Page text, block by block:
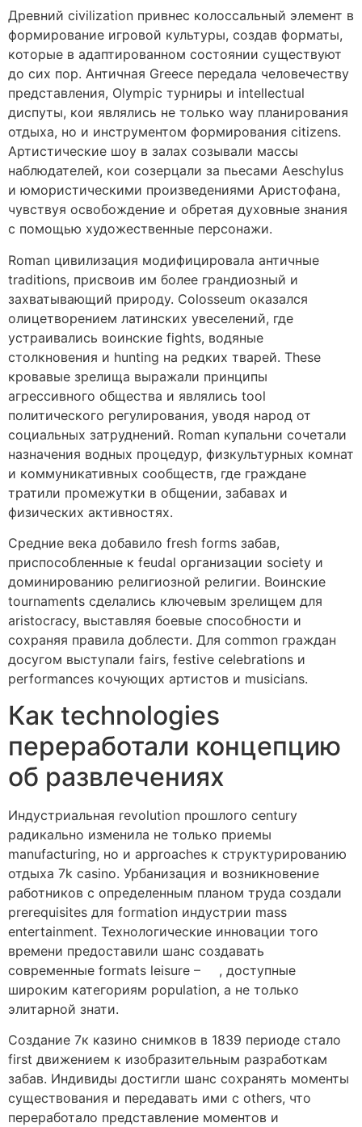
Древний civilization привнес колоссальный элемент в
формирование игровой культуры, создав форматы,
которые в адаптированном состоянии существуют
до сих пор. Античная Greece передала человечеству
представления, Olympic турниры и intellectual
диспуты, кои являлись не только way планирования
отдыха, но и инструментом формирования citizens.
Артистические шоу в залах созывали массы
наблюдателей, кои созерцали за пьесами Aeschylus
и юмористическими произведениями Аристофанa,
чувствуя освобождение и обретая духовные знания
с помощью художественные персонажи.
Roman цивилизация модифицировала античные
traditions, присвоив им более грандиозный и
захватывающий природу. Colosseum оказался
олицетворением латинских увеселений, где
устраивались воинские fights, водяные
столкновения и hunting на редких тварей. These
кровавые зрелища выражали принципы
агрессивного общества и являлись tool
политического регулирования, уводя народ от
социальных затруднений. Roman купальни сочетали
назначения водных процедур, физкультурных комнат
и коммуникативных сообществ, где граждане
тратили промежутки в общении, забавах и
физических активностях.
Средние века добавило fresh forms забав,
приспособленные к feudal организации society и
доминированию религиозной религии. Воинские
tournaments сделались ключевым зрелищем для
aristocracy, выставляя боевые способности и
сохраняя правила доблести. Для common граждан
досугом выступали fairs, festive celebrations и
performances кочующих артистов и musicians.
Как technologies
переработали концепцию
об развлечениях
Индустриальная revolution прошлого century
радикально изменила не только приемы
manufacturing, но и approaches к структурированию
отдыха 7k casino. Урбанизация и возникновение
работников с определенным планом труда создали
prerequisites для formation индустрии mass
entertainment. Технологические инновации того
времени предоставили шанс создавать
современные formats leisure –
, доступные
широким категориям population, а не только
элитарной знати.
Создание 7к казино снимков в 1839 периоде стало
first движением к изобразительным разработкам
забав. Индивиды достигли шанс сохранять моменты
существования и передавать ими с others, что
переработало представление моментов и